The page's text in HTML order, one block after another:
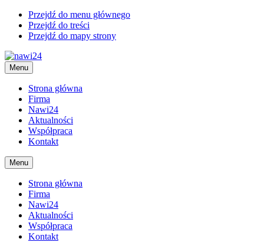
Przejdź do menu głównego
Przejdź do treści
Przejdź do mapy strony
Menu
Strona główna
Firma
Nawi24
Aktualności
Współpraca
Kontakt
Menu
Strona główna
Firma
Nawi24
Aktualności
Współpraca
Kontakt